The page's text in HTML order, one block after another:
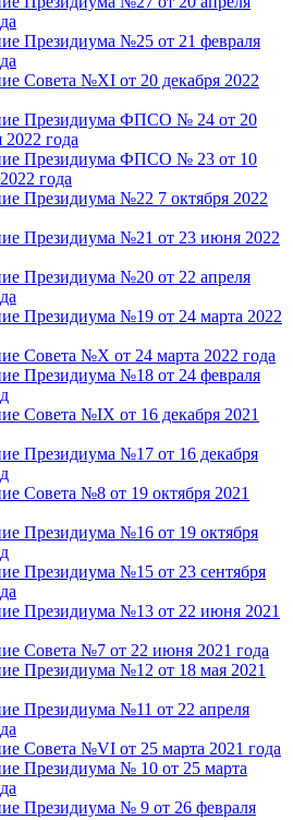
Президиума №25 от 21 февраля
Совета №XI от 20 декабря 2022
Президиума ФПСО № 24 от 20
2022 года
Президиума ФПСО № 23 от 10
года
Президиума №22 7 октября 2022
Президиума №21 от 23 июня 2022
Президиума №20 от 22 апреля
Президиума №19 от 24 марта 2022
Совета №X от 24 марта 2022 года
Президиума №18 от 24 февраля
Совета №IX от 16 декабря 2021
Президиума №17 от 16 декабря
Совета №8 от 19 октября 2021
Президиума №16 от 19 октября
Президиума №15 от 23 сентября
Президиума №13 от 22 июня 2021
Совета №7 от 22 июня 2021 года
Президиума №12 от 18 мая 2021
Президиума №11 от 22 апреля
Совета №VI от 25 марта 2021 года
Президиума № 10 от 25 марта
Президиума № 9 от 26 февраля